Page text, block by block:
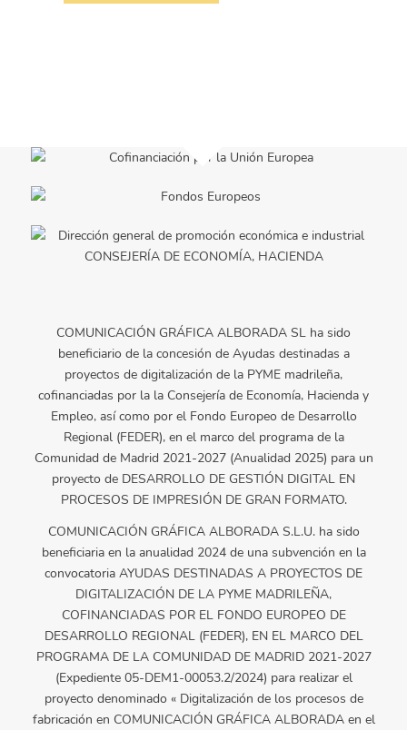
COMUNICACIÓN GRÁFICA ALBORADA SL ha sido
beneficiario de la concesión de Ayudas destinadas a
proyectos de digitalización de la PYME madrileña,
cofinanciadas por la la Consejería de Economía, Hacienda y
Empleo, así como por el Fondo Europeo de Desarrollo
Regional (FEDER), en el marco del programa de la
Comunidad de Madrid 2021-2027 (Anualidad 2025) para un
proyecto de DESARROLLO DE GESTIÓN DIGITAL EN
PROCESOS DE IMPRESIÓN DE GRAN FORMATO.
COMUNICACIÓN GRÁFICA ALBORADA S.L.U. ha sido
beneficiaria en la anualidad 2024 de una subvención en la
convocatoria AYUDAS DESTINADAS A PROYECTOS DE
DIGITALIZACIÓN DE LA PYME MADRILEÑA,
COFINANCIADAS POR EL FONDO EUROPEO DE
DESARROLLO REGIONAL (FEDER), EN EL MARCO DEL
PROGRAMA DE LA COMUNIDAD DE MADRID 2021-2027
(Expediente 05-DEM1-00053.2/2024) para realizar el
proyecto denominado « Digitalización de los procesos de
fabricación en COMUNICACIÓN GRÁFICA ALBORADA en el